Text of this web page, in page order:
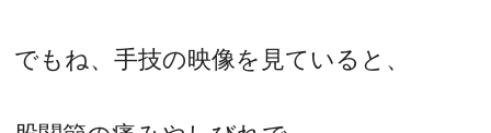
でもね、手技の映像を見ていると、